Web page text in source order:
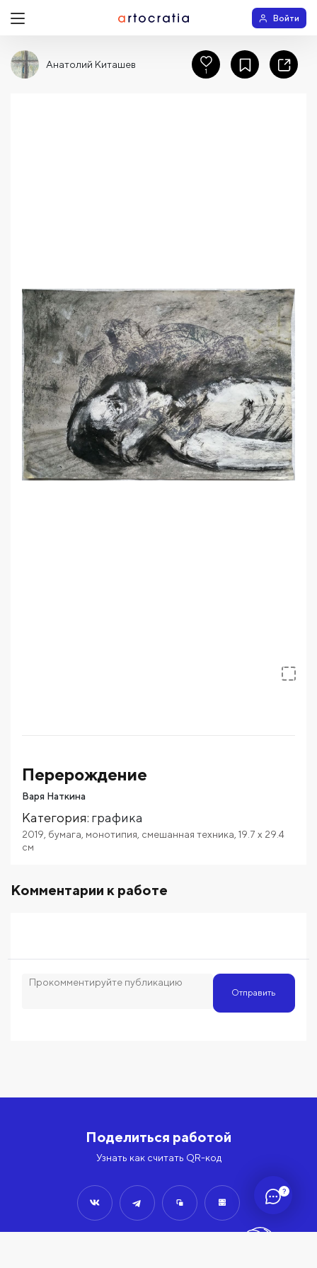
?
Войти
Перерождение
Варя Наткина
Категория: графика
2019 бумага монотипия смешанная техника 19.7 x 29.4
см
Комментарии к работе
Отправить
Анатолий Киташев
1
Поделиться работой
Узнать как считать QR-код